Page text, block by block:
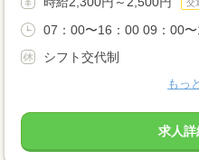
交
07：00〜16：00 09：00〜
シフト交代制
もっ
求人詳